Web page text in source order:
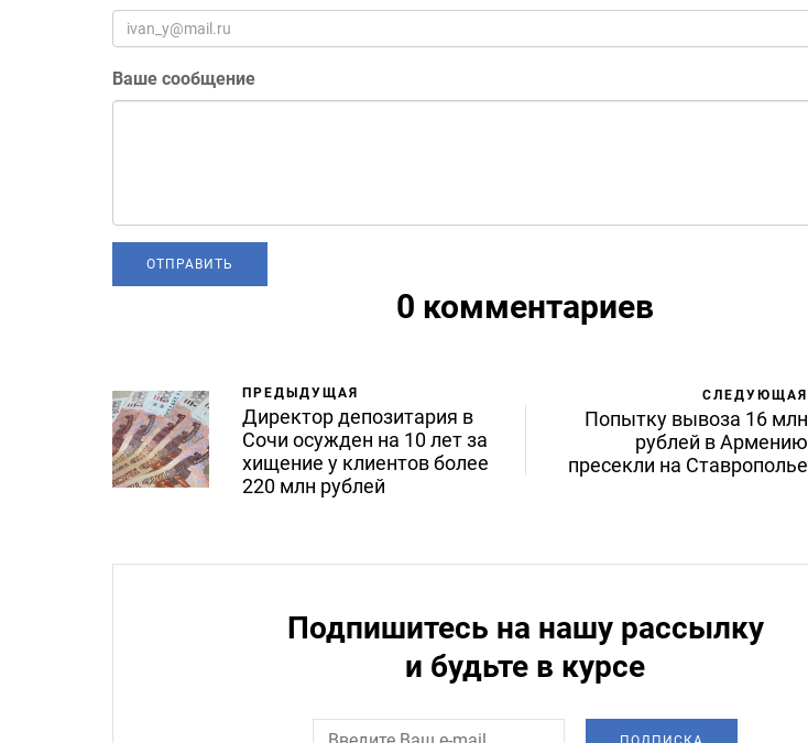
Ваше сообщение
0 комментариев
ПРЕДЫДУЩАЯ
Директор депозитария в
Сочи осужден на 10 лет за
хищение у клиентов более
220 млн рублей
СЛЕДУЮЩАЯ
Попытку вывоза 16 млн
рублей в Армению
пресекли на Ставрополье
Подпишитесь на нашу рассылку
и будьте в курсе